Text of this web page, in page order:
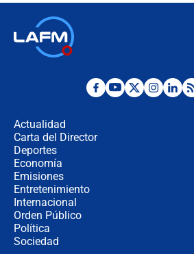
Álvaro Uribe
Actualidad
Carta del Director
Deportes
Economía
Emisiones
Entretenimiento
Internacional
Orden Público
Política
Sociedad